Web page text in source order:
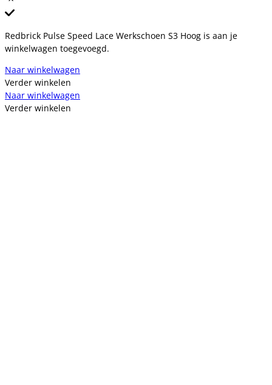
Redbrick Pulse Speed Lace Werkschoen S3 Hoog is aan je
winkelwagen toegevoegd.
Naar winkelwagen
Verder winkelen
Naar winkelwagen
Verder winkelen